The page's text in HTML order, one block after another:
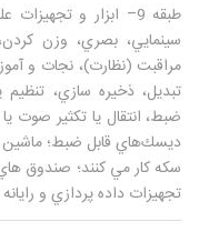
طبقه 9– ابزار و
سينمايي، بصري، وزن
مراقبت (نظارت)، نجات و
تبديل، ذخيره‌ سازي، تنظيم
ضبط، انتقال يا تكثير صوت
ديسك‌هاي قابل ضبط؛ ماشين‌
سكه كار مي‌ كنند؛ صندوق‌
تجهيزات داده‌ پردازي و